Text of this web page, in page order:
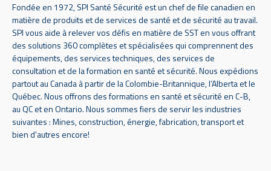
Fondée en 1972, SPI Santé Sécurité est un chef de file canadien en
matière de produits et de services de santé et de sécurité au travail.
SPI vous aide à relever vos défis en matière de SST en vous offrant
des solutions 360 complètes et spécialisées qui comprennent des
équipements, des services techniques, des services de
consultation et de la formation en santé et sécurité. Nous expédions
partout au Canada à partir de la Colombie-Britannique, l’Alberta et le
Québec. Nous offrons des formations en santé et sécurité en C-B,
au QC et en Ontario. Nous sommes fiers de servir les industries
suivantes : Mines, construction, énergie, fabrication, transport et
bien d'autres encore!